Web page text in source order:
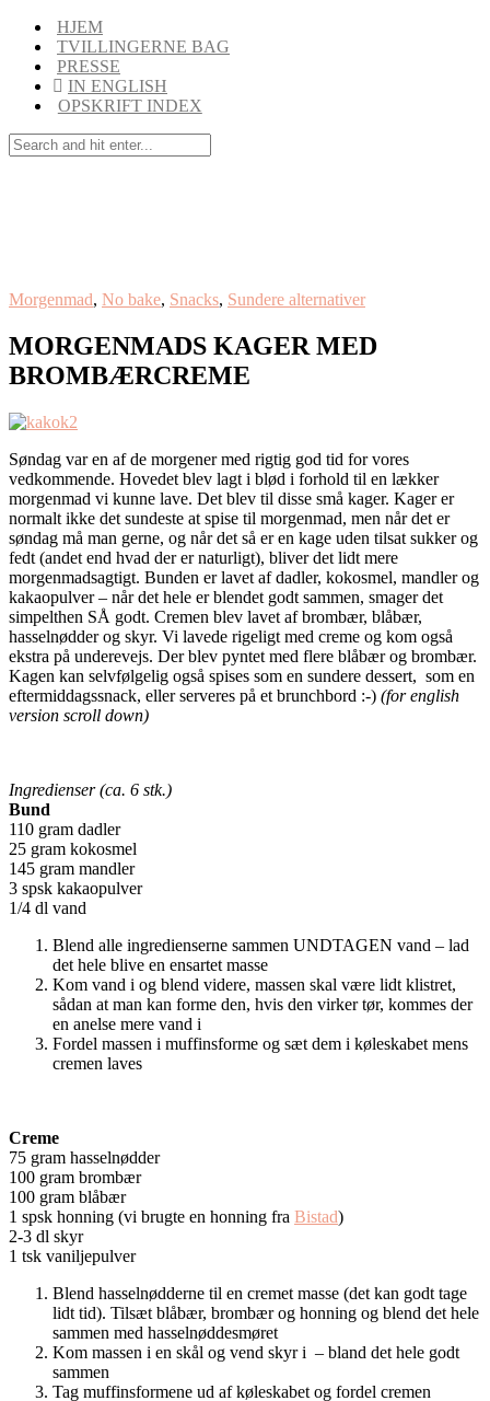
HJEM
TVILLINGERNE BAG
PRESSE
IN ENGLISH
OPSKRIFT INDEX
Morgenmad, No bake, Snacks, Sundere alternativer
MORGENMADS KAGER MED
BROMBÆRCREME
Søndag var en af de morgener med rigtig god tid for vores
vedkommende. Hovedet blev lagt i blød i forhold til en lækker
morgenmad vi kunne lave. Det blev til disse små kager. Kager er
normalt ikke det sundeste at spise til morgenmad, men når det er
søndag må man gerne, og når det så er en kage uden tilsat sukker og
fedt (andet end hvad der er naturligt), bliver det lidt mere
morgenmadsagtigt. Bunden er lavet af dadler, kokosmel, mandler og
kakaopulver – når det hele er blendet godt sammen, smager det
simpelthen SÅ godt. Cremen blev lavet af brombær, blåbær,
hasselnødder og skyr. Vi lavede rigeligt med creme og kom også
ekstra på underevejs. Der blev pyntet med flere blåbær og brombær.
Kagen kan selvfølgelig også spises som en sundere dessert, som en
eftermiddagssnack, eller serveres på et brunchbord :-) (for english
version scroll down)
Ingredienser (ca. 6 stk.)
Bund
110 gram dadler
25 gram kokosmel
145 gram mandler
3 spsk kakaopulver
1/4 dl vand
Blend alle ingredienserne sammen UNDTAGEN vand – lad
det hele blive en ensartet masse
Kom vand i og blend videre, massen skal være lidt klistret,
sådan at man kan forme den, hvis den virker tør, kommes der
en anelse mere vand i
Fordel massen i muffinsforme og sæt dem i køleskabet mens
cremen laves
Creme
75 gram hasselnødder
100 gram brombær
100 gram blåbær
1 spsk honning (vi brugte en honning fra Bistad)
2-3 dl skyr
1 tsk vaniljepulver
Blend hasselnødderne til en cremet masse (det kan godt tage
lidt tid). Tilsæt blåbær, brombær og honning og blend det hele
sammen med hasselnøddesmøret
Kom massen i en skål og vend skyr i – bland det hele godt
sammen
Tag muffinsformene ud af køleskabet og fordel cremen